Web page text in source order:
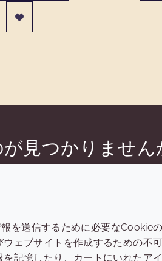
見つかりません
Report
LEGAL
利用規
を送信するために必要なCookie
ェブサイトを作成するための不
記憶したり、カートにいれたア